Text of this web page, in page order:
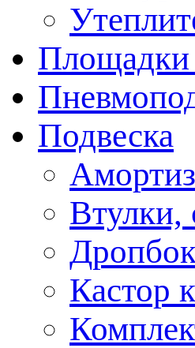
Площадки
Подвеска
Втулки,
Кастор